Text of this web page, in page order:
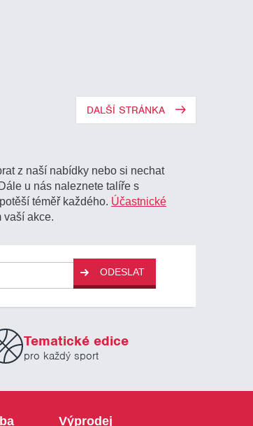
DALŠÍ STRÁNKA
z naší nabídky nebo si nechat
u nás naleznete talíře s
téměř každého. Účastnické
vaší akce.
ODESLAT
Tematické edice
pro každý sport
Výprodej